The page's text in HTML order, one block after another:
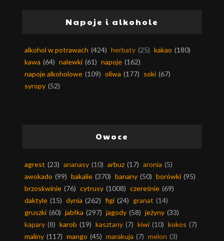
Napoje i alkohole
alkohol w potrawach (424) herbaty (25) kakao (180)
kawa (64) nalewki (61) napoje (162)
napoje alkoholowe (109) oliwa (177) soki (67)
syropy (52)
Owoce
agrest (23) ananasy (10) arbuz (17) aronia (5)
awokado (99) bakalie (370) banany (50) borówki (95)
brzoskwinie (76) cytrusy (1008) czereśnie (69)
daktyle (15) dynia (262) figi (24) granat (14)
gruszki (60) jabłka (297) jagody (58) jeżyny (33)
kapary (8) karob (19) kasztany (7) kiwi (10) kokos (7)
maliny (117) mango (45) marakuja (7) melon (3)